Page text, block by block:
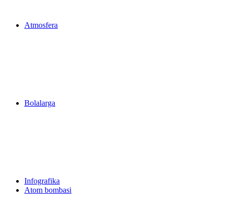
Atmosfera
Bolalarga
Infografika
Atom bombasi